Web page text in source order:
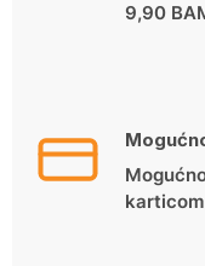
9,90